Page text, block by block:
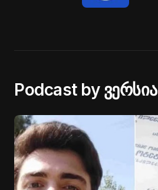
Podcast by ვერსია